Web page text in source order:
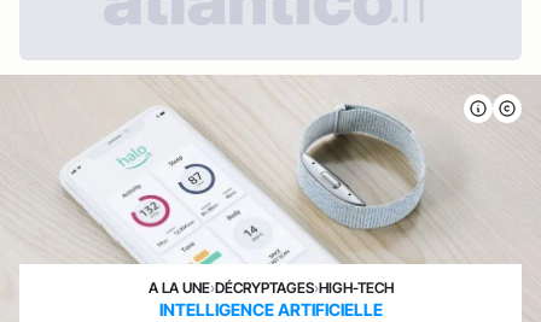
A LA UNE›DÉCRYPTAGES›HIGH-TECH
INTELLIGENCE ARTIFICIELLE